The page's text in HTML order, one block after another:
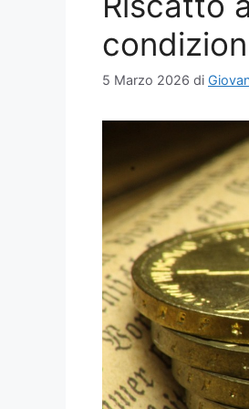
5 Marzo 2026 di